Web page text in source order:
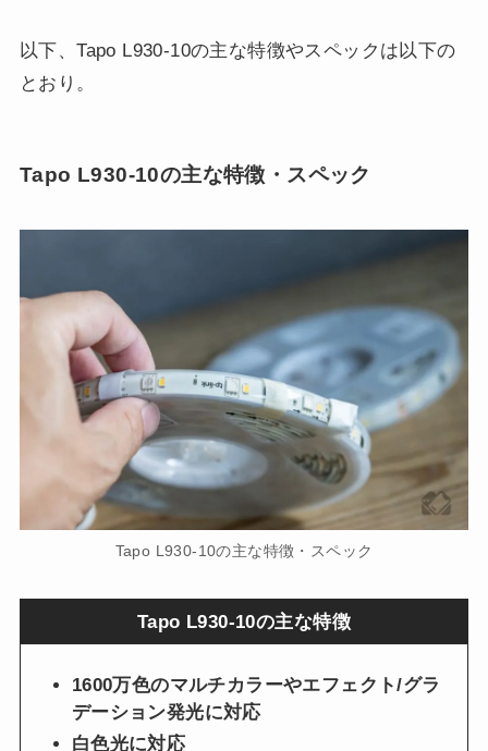
以下、Tapo L930-10の主な特徴やスペックは以下の
とおり。
Tapo L930-10の主な特徴・スペック
Tapo L930-10の主な特徴・スペック
Tapo L930-10の主な特徴
1600万色のマルチカラーやエフェクト/グラ
デーション発光に対応
白色光に対応